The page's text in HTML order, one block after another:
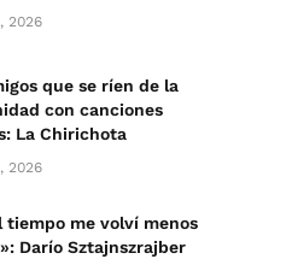
2026
que se ríen de la
con canciones
La Chirichota
2026
tiempo me volví menos
Darío Sztajnszrajber